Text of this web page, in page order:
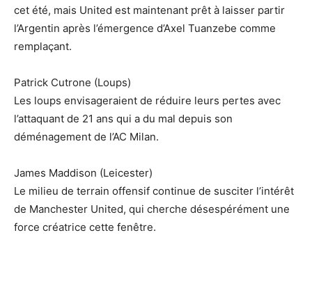
cet été, mais United est maintenant prêt à laisser partir
l’Argentin après l’émergence d’Axel Tuanzebe comme
remplaçant.
Patrick Cutrone (Loups)
Les loups envisageraient de réduire leurs pertes avec
l’attaquant de 21 ans qui a du mal depuis son
déménagement de l’AC Milan.
James Maddison (Leicester)
Le milieu de terrain offensif continue de susciter l’intérêt
de Manchester United, qui cherche désespérément une
force créatrice cette fenêtre.